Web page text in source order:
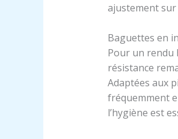
ajustement
Baguettes en
Pour un rendu
résistance
Adaptées aux
fréquemment
l’hygiène est